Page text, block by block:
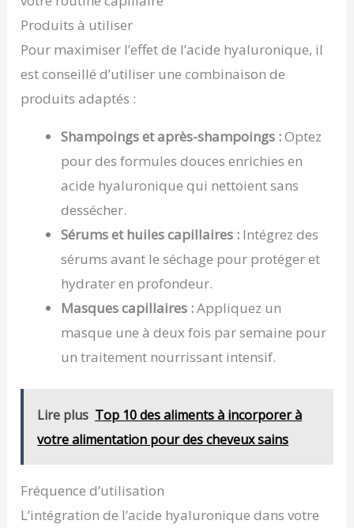
Produits à utiliser
Pour maximiser l’effet de l’acide hyaluronique, il
est conseillé d’utiliser une combinaison de
produits adaptés :
Shampoings et après-shampoings :Optez
pour des formules douces enrichies en
acide hyaluronique qui nettoient sans
dessécher.
Sérums et huiles capillaires : Intégrez des
sérums avant le séchage pour protéger et
hydrater en profondeur.
Masques capillaires :Appliquez un
masque une à deux fois par semaine pour
un traitement nourrissant intensif.
Lire plus Top 10 des aliments à incorporer à
votre alimentation pour des cheveux sains
Fréquence d’utilisation
L’intégration de l’acide hyaluronique dans votre